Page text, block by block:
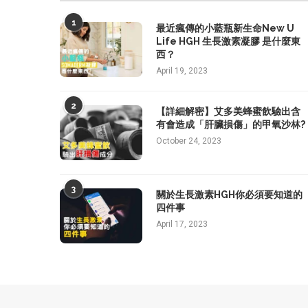
1
最近瘋傳的小藍瓶新生命New U
Life HGH 生長激素凝膠 是什麼東
西？
April 19, 2023
2
【詳細解密】艾多美蜂蜜飲驗出含
有會造成「肝臟損傷」的甲氧沙林?
October 24, 2023
3
關於生長激素HGH你必須要知道的
四件事
April 17, 2023